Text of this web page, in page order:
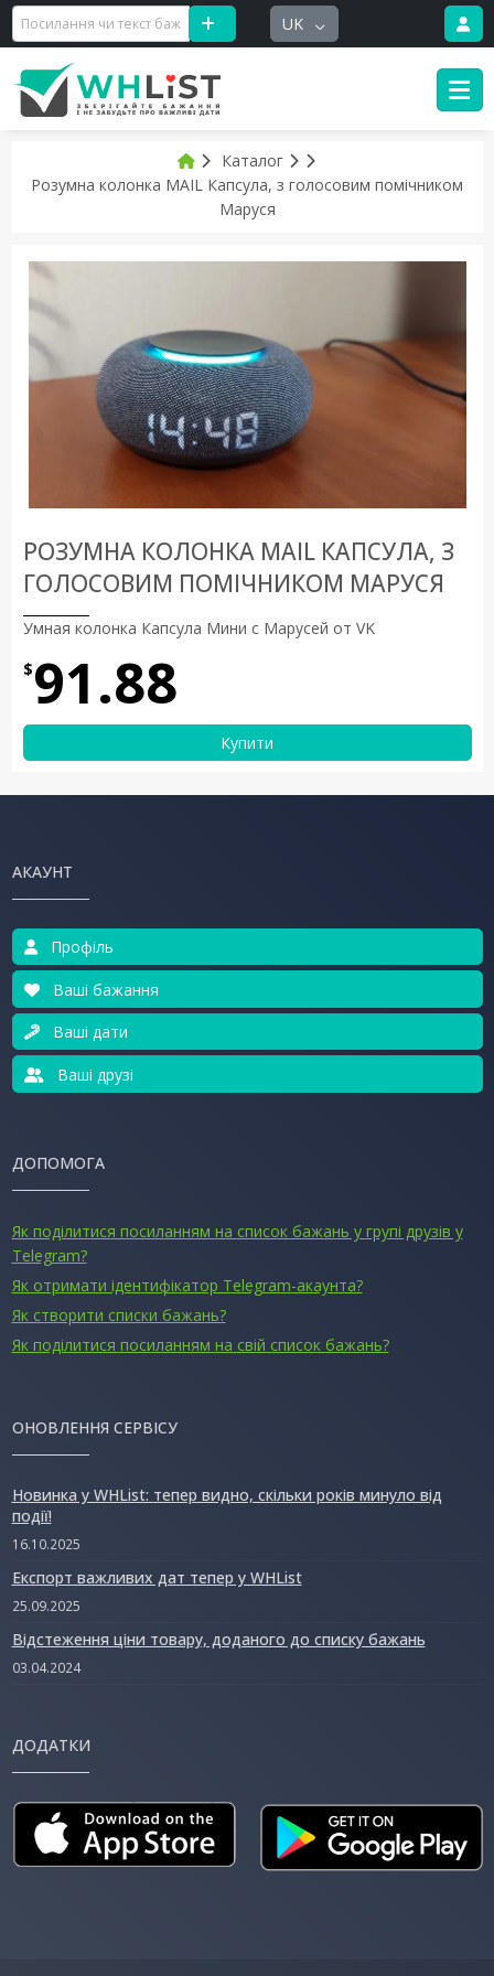
UK
Каталог
Розумна колонка MAIL Капсула, з голосовим помічником
Маруся
РОЗУМНА КОЛОНКА MAIL КАПСУЛА, З
ГОЛОСОВИМ ПОМІЧНИКОМ МАРУСЯ
Умная колонка Капсула Мини с Марусей от VK
$91.88
Купити
АКАУНТ
Профіль
Ваші бажання
Ваші дати
Ваші друзі
ДОПОМОГА
Як поділитися посиланням на список бажань у групі друзів у
Telegram?
Як отримати ідентифікатор Telegram-акаунта?
Як створити списки бажань?
Як поділитися посиланням на свій список бажань?
ОНОВЛЕННЯ СЕРВІСУ
Новинка у WHList: тепер видно, скільки років минуло від
події!
16.10.2025
Експорт важливих дат тепер у WHList
25.09.2025
Відстеження ціни товару, доданого до списку бажань
03.04.2024
ДОДАТКИ